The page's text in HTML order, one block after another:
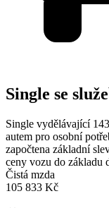
Single se
Single vydělávající
autem pro osobní
započtena základní
ceny vozu do základu
Čistá mzda
105 833 Kč